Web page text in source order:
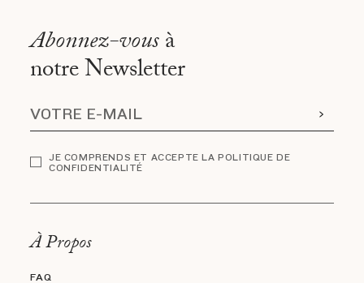
Abonnez-vousà
notre Newsletter
JE COMPRENDS ET ACCEPTE LA POLITIQUE DE
CONFIDENTIALITÉ
À Propos
FAQ